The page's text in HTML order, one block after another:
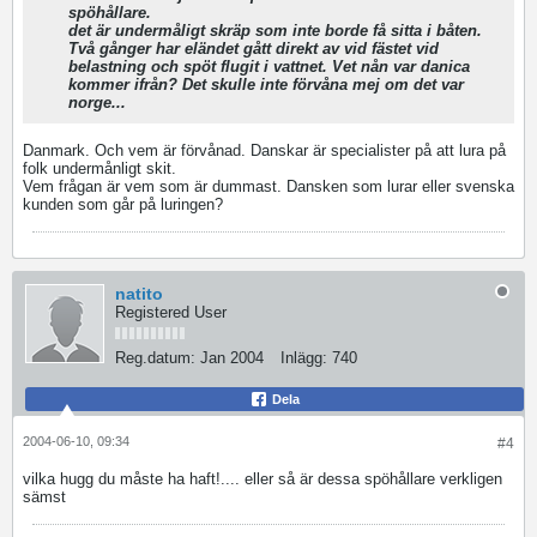
spöhållare.
det är undermåligt skräp som inte borde få sitta i båten.
Två gånger har eländet gått direkt av vid fästet vid
belastning och spöt flugit i vattnet. Vet nån var danica
kommer ifrån? Det skulle inte förvåna mej om det var
norge...
Danmark. Och vem är förvånad. Danskar är specialister på att lura på
folk undermånligt skit.
Vem frågan är vem som är dummast. Dansken som lurar eller svenska
kunden som går på luringen?
natito
Registered User
Reg.datum: Jan 2004 Inlägg: 740
Dela
#4
2004-06-10, 09:34
vilka hugg du måste ha haft!.... eller så är dessa spöhållare verkligen
sämst